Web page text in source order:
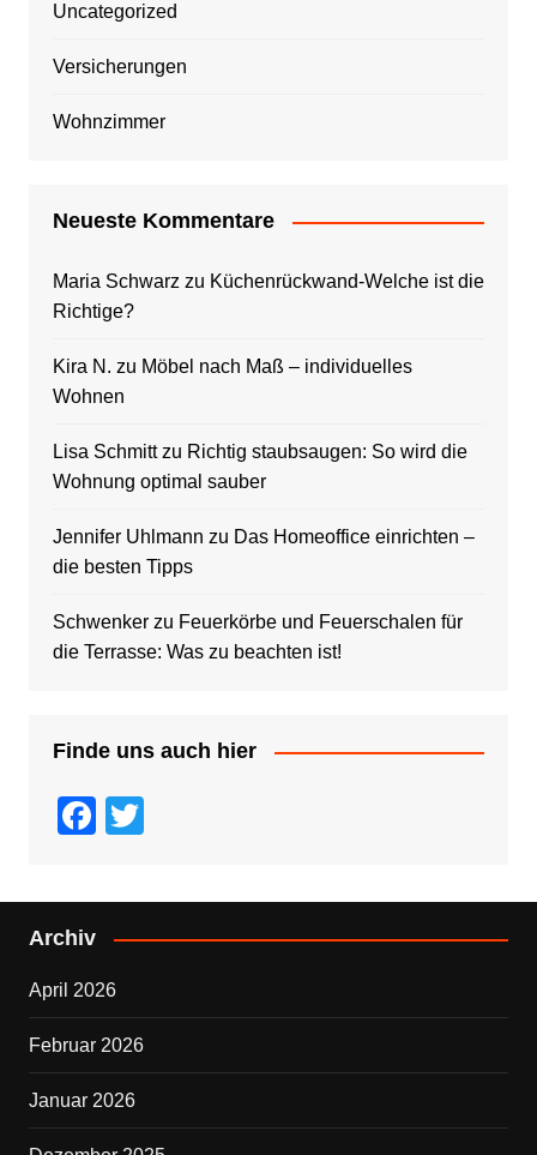
Uncategorized
Versicherungen
Wohnzimmer
Neueste Kommentare
Maria Schwarz zu Küchenrückwand-Welche ist die
Richtige?
Kira N. zu Möbel nach Maß – individuelles
Wohnen
Lisa Schmittzu Richtig staubsaugen: So wird die
Wohnung optimal sauber
Jennifer Uhlmann zu Das Homeoffice einrichten –
die besten Tipps
Schwenkerzu Feuerkörbe und Feuerschalen für
die Terrasse: Was zu beachten ist!
Finde uns auch hier
F
c
e
o
o
k
tt
er
Archiv
April 2026
Februar 2026
Januar 2026